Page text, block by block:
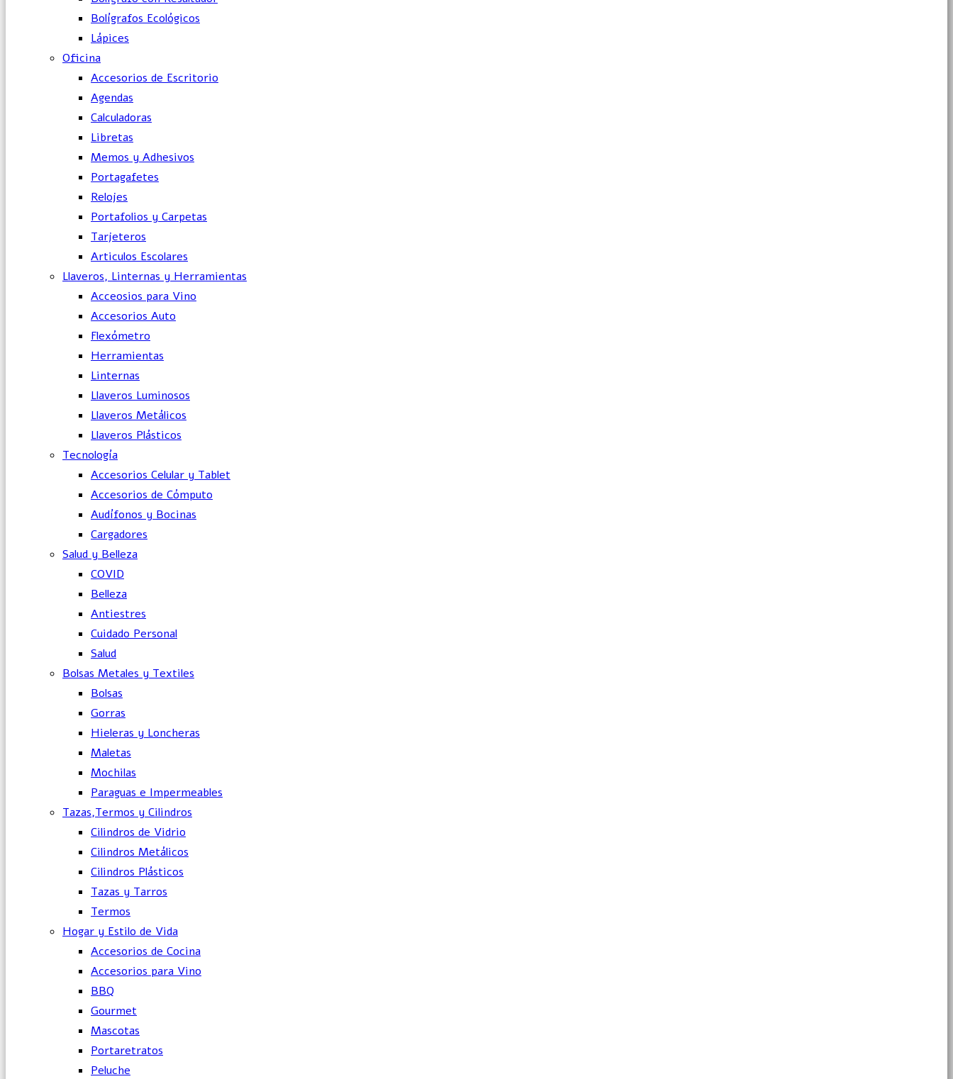
Bolígrafos Ecológicos
Lápices
Oficina
Accesorios de Escritorio
Agendas
Calculadoras
Libretas
Memos y Adhesivos
Portagafetes
Relojes
Portafolios y Carpetas
Tarjeteros
Articulos Escolares
Llaveros, Linternas y Herramientas
Acceosios para Vino
Accesorios Auto
Flexómetro
Herramientas
Linternas
Llaveros Luminosos
Llaveros Metálicos
Llaveros Plásticos
Tecnología
Accesorios Celular y Tablet
Accesorios de Cómputo
Audífonos y Bocinas
Cargadores
Salud y Belleza
COVID
Belleza
Antiestres
Cuidado Personal
Salud
Bolsas Metales y Textiles
Bolsas
Gorras
Hieleras y Loncheras
Maletas
Mochilas
Paraguas e Impermeables
Tazas,Termos y Cilindros
Cilindros de Vidrio
Cilindros Metálicos
Cilindros Plásticos
Tazas y Tarros
Termos
Hogar y Estilo de Vida
Accesorios de Cocina
Accesorios para Vino
BBQ
Gourmet
Mascotas
Portaretratos
Peluche